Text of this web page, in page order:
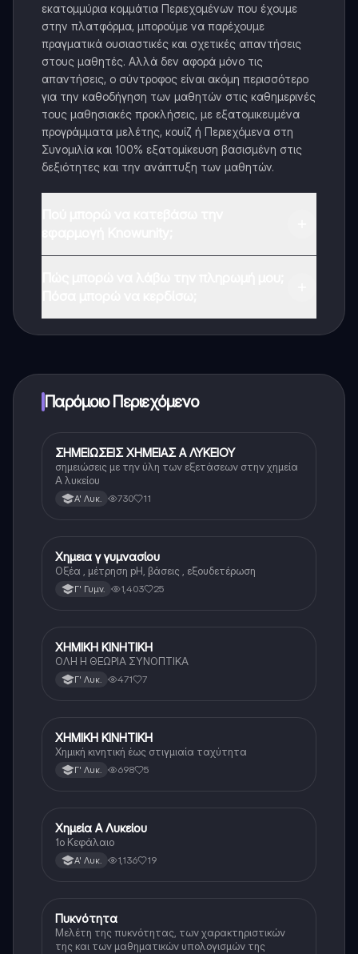
εκατομμύρια κομμάτια Περιεχομένων που έχουμε
στην πλατφόρμα, μπορούμε να παρέχουμε
πραγματικά ουσιαστικές και σχετικές απαντήσεις
στους μαθητές. Αλλά δεν αφορά μόνο τις
απαντήσεις, ο σύντροφος είναι ακόμη περισσότερο
για την καθοδήγηση των μαθητών στις καθημερινές
τους μαθησιακές προκλήσεις, με εξατομικευμένα
προγράμματα μελέτης, κουίζ ή Περιεχόμενα στη
Συνομιλία και 100% εξατομίκευση βασισμένη στις
δεξιότητες και την ανάπτυξη των μαθητών.
Παρόμοιο Περιεχόμενο
Χημεία
ΣΗΜΕΙΩΣΕΙΣ ΧΗΜΕΙΑΣ Α ΛΥΚΕΙΟΥ
σημειώσεις με την ύλη των εξετάσεων στην χημεία
Α λυκείου
Α' Λυκ. 730 11
Χημεία
Χημεια γ γυμνασίου
Οξέα , μέτρηση pH, βάσεις , εξουδετέρωση
Γ' Γυμν. 1,403 25
Χημεία (Θετ.)
ΧΗΜΙΚΗ ΚΙΝΗΤΙΚΗ
ΟΛΗ Η ΘΕΩΡΙΑ ΣΥΝΟΠΤΙΚΑ
Γ' Λυκ. 471 7
Χημεία (Θετ.)
ΧΗΜΙΚΗ ΚΙΝΗΤΙΚΗ
Χημική κινητική έως στιγμιαία ταχύτητα
Γ' Λυκ. 698 5
Χημεία
Χημεία Α Λυκείου
1ο Κεφάλαιο
Α' Λυκ. 1,136 19
Φυσική
Πυκνότητα
Μελέτη της πυκνότητας, των χαρακτηριστικών
της και των μαθηματικών υπολογισμών της